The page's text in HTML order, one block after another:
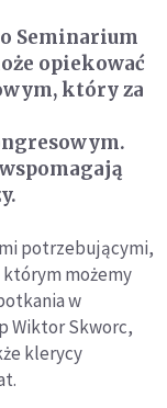
Seminarium
opiekować
który za
potrzebującymi,
którym możemy
w
Wiktor Skworc,
klerycy